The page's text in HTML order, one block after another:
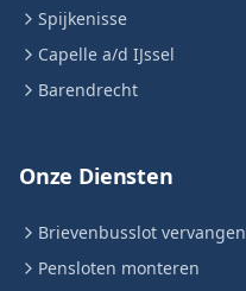
Spijkenisse
Capelle a/d IJssel
Barendrecht
Onze Diensten
Brievenbusslot vervangen
Pensloten monteren